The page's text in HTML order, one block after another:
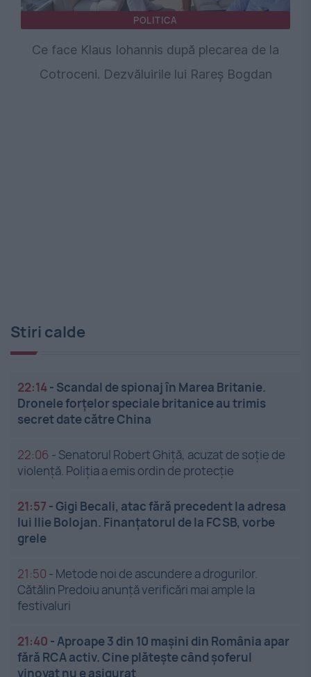
POLITICA
Ce face Klaus Iohannis după plecarea de la
Cotroceni. Dezvăluirile lui Rareș Bogdan
Stiri calde
22:14- Scandal de spionaj în Marea Britanie.
Dronele forțelor speciale britanice au trimis
secret date către China
22:06 - Senatorul Robert Ghiță, acuzat de soție de
violență. Poliția a emis ordin de protecție
21:57 -Gigi Becali, atac fără precedent la adresa
lui Ilie Bolojan. Finanțatorul de la FCSB, vorbe
grele
21:50 - Metode noi de ascundere a drogurilor.
Cătălin Predoiu anunță verificări mai ample la
festivaluri
21:40 -Aproape 3 din 10 mașini din România apar
fără RCA activ. Cine plătește când șoferul
vinovat nu e asigurat